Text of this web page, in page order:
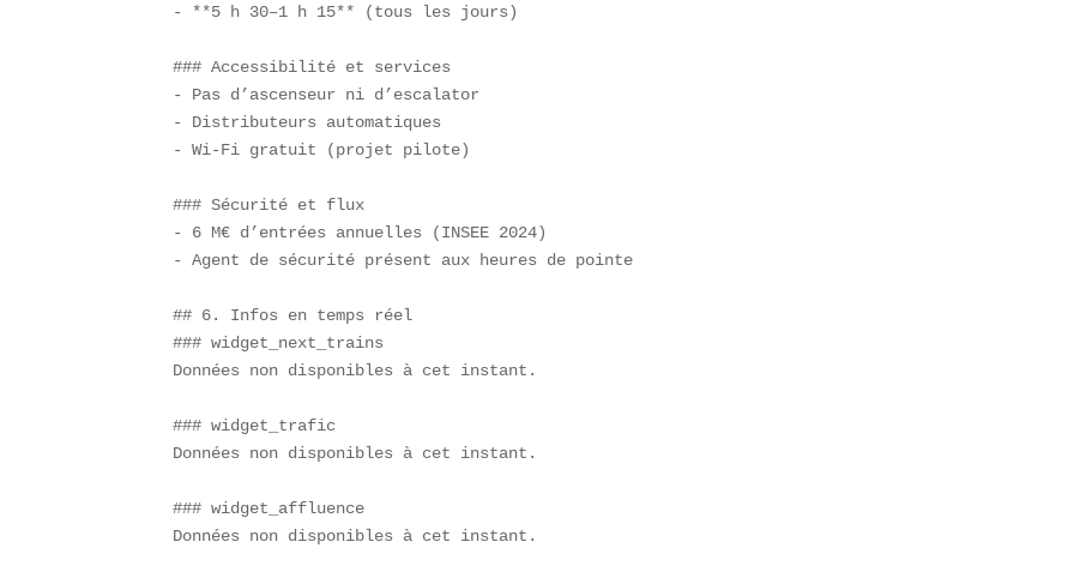
- **5 h 30–1 h 15** (tous les jours)
### Accessibilité et services
- Pas d’ascenseur ni d’escalator
- Distributeurs automatiques
- Wi-Fi gratuit (projet pilote)
### Sécurité et flux
- 6 M€ d’entrées annuelles (INSEE 2024)
- Agent de sécurité présent aux heures de pointe
## 6. Infos en temps réel
### widget_next_trains
Données non disponibles à cet instant.
### widget_trafic
Données non disponibles à cet instant.
### widget_affluence
Données non disponibles à cet instant.